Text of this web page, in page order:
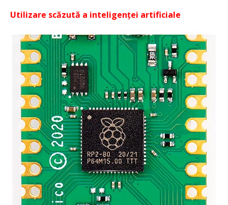
Utilizare scăzută a inteligenței artificiale